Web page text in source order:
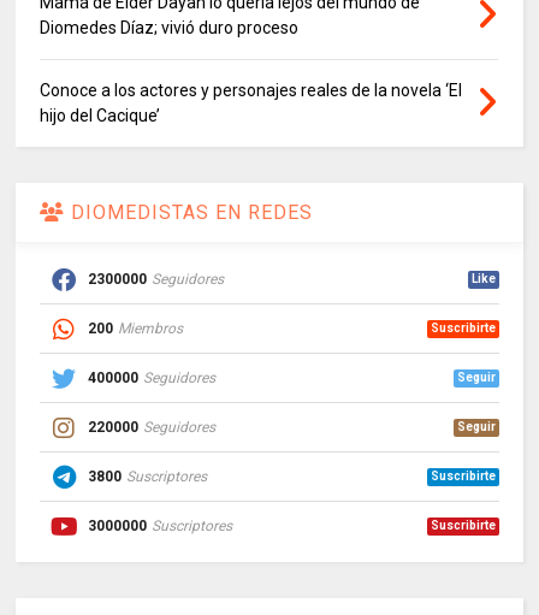
Diomedes Díaz; vivió duro proceso
Conoce a los actores y personajes reales de la novela ‘El
hijo del Cacique’
DIOMEDISTAS EN REDES
2300000 Seguidores Like
200 Miembros Suscribirte
400000 Seguidores Seguir
220000 Seguidores Seguir
3800 Suscriptores Suscribirte
3000000 Suscriptores Suscribirte